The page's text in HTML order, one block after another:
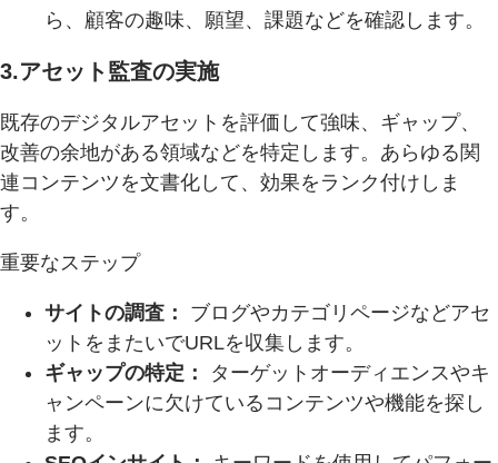
ら、顧客の趣味、願望、課題などを確認します。
3.アセット監査の実施
既存のデジタルアセットを評価して強味、ギャップ、
改善の余地がある領域などを特定します。あらゆる関
連コンテンツを文書化して、効果をランク付けしま
す。
重要なステップ
サイトの調査：
ブログやカテゴリページなどアセ
ットをまたいでURLを収集します。
ギャップの特定：
ターゲットオーディエンスやキ
ャンペーンに欠けているコンテンツや機能を探し
ます。